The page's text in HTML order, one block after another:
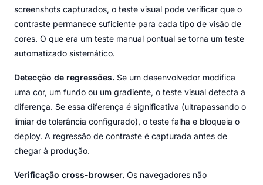
screenshots capturados, o teste visual pode verificar que o
contraste permanece suficiente para cada tipo de visão de
cores. O que era um teste manual pontual se torna um teste
automatizado sistemático.
Detecção de regressões. Se um desenvolvedor modifica
uma cor, um fundo ou um gradiente, o teste visual detecta a
diferença. Se essa diferença é significativa (ultrapassando o
limiar de tolerância configurado), o teste falha e bloqueia o
deploy. A regressão de contraste é capturada antes de
chegar à produção.
Verificação cross-browser. Os navegadores não